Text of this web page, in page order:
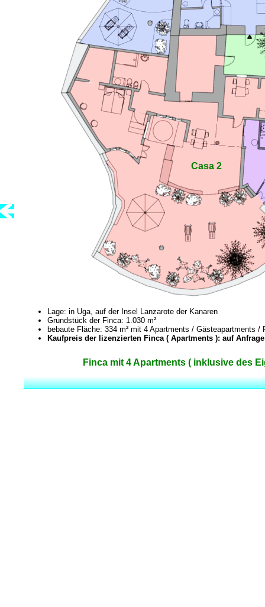
Lage: in Uga, auf der Insel Lanzarote der Kanaren
Grundstück der Finca: 1.030 m²
bebaute Fläche: 334 m² mit 4 Apartments / Gästeapartments
Kaufpreis der lizenzierten Finca ( Apartments ): auf
Finca mit 4 Apartments ( inklusive des
Casa 2